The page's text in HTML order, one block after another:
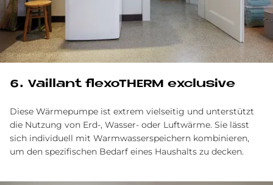
6. Vail­lant flexo­THERM ex­clu­si­ve
Diese Wärmepumpe ist extrem vielseitig und unterstützt
die Nutzung von Erd-, Wasser- oder Luftwärme. Sie lässt
sich individuell mit Warmwasserspeichern kombinieren,
um den spezifischen Bedarf eines Haushalts zu decken.